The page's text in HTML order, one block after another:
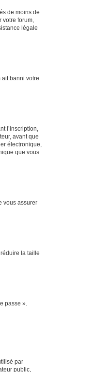
de moins de
forum,
légale
ait banni votre
l’inscription,
avant que
électronique,
que vous
vous assurer
la taille
passe ».
par
public,